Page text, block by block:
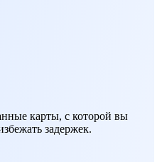
карты, с которой вы
задержек.